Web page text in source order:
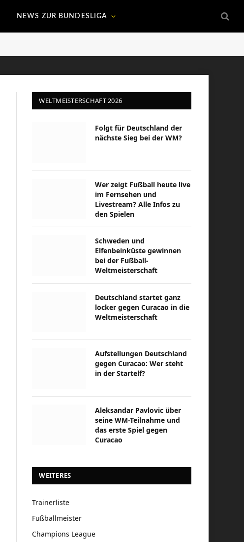
NEWS ZUR BUNDESLIGA
WELTMEISTERSCHAFT 2026
Folgt für Deutschland der
nächste Sieg bei der WM?
Wer zeigt Fußball heute live
im Fernsehen und
Livestream? Alle Infos zu
den Spielen
Schweden und
Elfenbeinküste gewinnen
bei der Fußball-
Weltmeisterschaft
Deutschland startet ganz
locker gegen Curacao in die
Weltmeisterschaft
Aufstellungen Deutschland
gegen Curacao: Wer steht
in der Startelf?
Aleksandar Pavlovic über
seine WM-Teilnahme und
das erste Spiel gegen
Curacao
WEITERES
Trainerliste
Fußballmeister
Champions League